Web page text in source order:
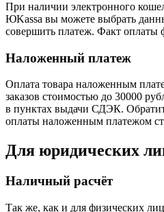
При наличии электронного
ЮKassa вы можете выбрать
совершить платеж. Факт оплаты
Наложенный платеж
Оплата товара наложенным
заказов стоимостью до 30000
в пунктах выдачи СДЭК.
оплаты наложенным платежом
Для юридических
Наличный расчёт
Так же, как и для физических